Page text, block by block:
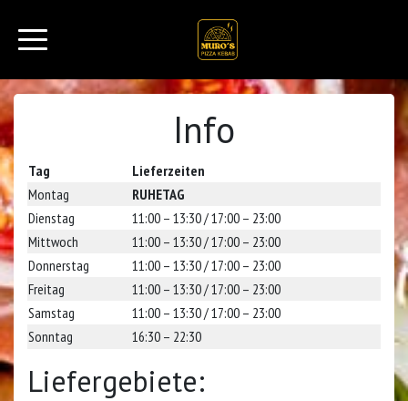
Info
Tag
Lieferzeiten
Montag
RUHETAG
Dienstag
11:00 – 13:30 / 17:00 – 23:00
Mittwoch
11:00 – 13:30 / 17:00 – 23:00
Donnerstag
11:00 – 13:30 / 17:00 – 23:00
Freitag
11:00 – 13:30 / 17:00 – 23:00
Samstag
11:00 – 13:30 / 17:00 – 23:00
Sonntag
16:30 – 22:30
Liefergebiete: